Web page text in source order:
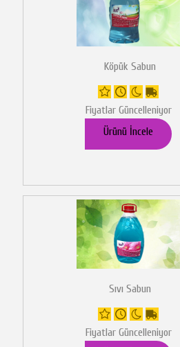
Köpük Sabun
Fiyatlar Güncelleniyor
Ürünü İncele
Sıvı Sabun
Fiyatlar Güncelleniyor